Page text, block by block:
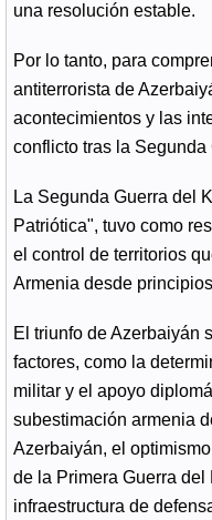
una resolución estable.
Por lo tanto, para
antiterrorista de
acontecimientos y las
conflicto tras la
La Segunda Guerra del
Patriótica", tuvo como
el control de territorios
Armenia desde
El triunfo de Azerbaiyán
factores, como la
militar y el apoyo
subestimación armenia
Azerbaiyán, el
de la Primera Guerra
infraestructura de